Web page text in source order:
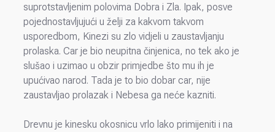
suprotstavljenim polovima Dobra i Zla. Ipak, posve
pojednostavljujući u želji za kakvom takvom
usporedbom, Kinezi su zlo vidjeli u zaustavljanju
prolaska. Car je bio neupitna činjenica, no tek ako je
slušao i uzimao u obzir primjedbe što mu ih je
upućivao narod. Tada je to bio dobar car, nije
zaustavljao prolazak i Nebesa ga neće kazniti.
Drevnu je kinesku okosnicu vrlo lako primijeniti i na